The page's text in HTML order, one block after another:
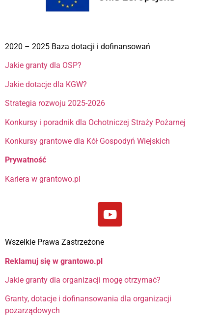
2020 – 2025 Baza dotacji i dofinansowań
Jakie granty dla OSP?
Jakie dotacje dla KGW?
Strategia rozwoju 2025-2026
Konkursy i poradnik dla Ochotniczej Straży Pożarnej
Konkursy grantowe dla Kół Gospodyń Wiejskich
Prywatność
Kariera w grantowo.pl
Wszelkie Prawa Zastrzeżone
Reklamuj się w grantowo.pl
Jakie granty dla organizacji mogę otrzymać?
Granty, dotacje i dofinansowania dla organizacji
pozarządowych